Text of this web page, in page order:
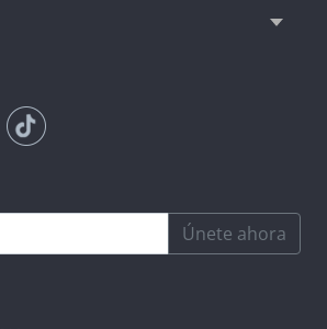
Únete ahora